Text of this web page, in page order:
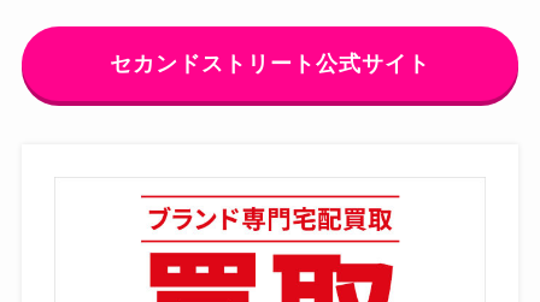
セカンドストリート公式サイト